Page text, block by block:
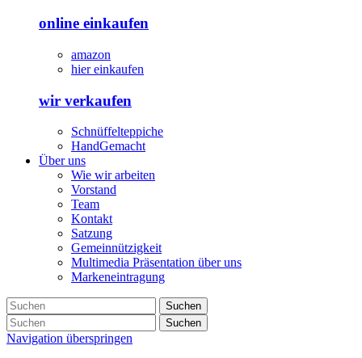
online einkaufen
amazon
hier einkaufen
wir verkaufen
Schnüffelteppiche
HandGemacht
Über uns
Wie wir arbeiten
Vorstand
Team
Kontakt
Satzung
Gemeinnützigkeit
Multimedia Präsentation über uns
Markeneintragung
Suchen
Suchen
Navigation überspringen